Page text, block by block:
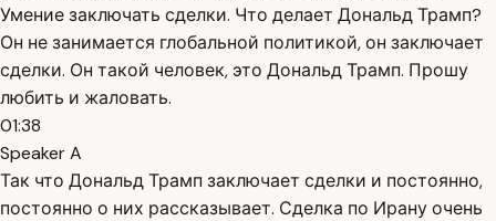
Умение заключать сделки. Что делает Дональд Трамп?
Он не занимается глобальной политикой, он заключает
сделки. Он такой человек, это Дональд Трамп. Прошу
любить и жаловать.
01:38
Speaker A
Так что Дональд Трамп заключает сделки и постоянно,
постоянно о них рассказывает. Сделка по Ирану очень